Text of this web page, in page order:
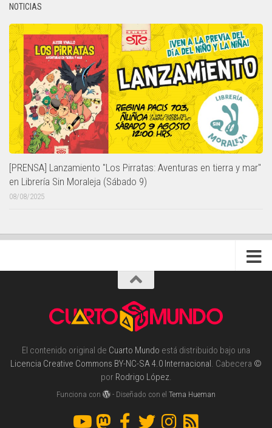
NOTICIAS
[PRENSA] Lanzamiento "Los Pirratas: Aventuras en tierra y mar"
en Librería Sin Moraleja (Sábado 9)
08/08/2025
El contenido original de Cuarto Mundo está distribuido bajo una
Licencia Creative Commons BY-NC-SA 4.0 Internacional . Cabecera ©
por Rodrigo López.
Funciona con - Diseñado con elTema Hueman